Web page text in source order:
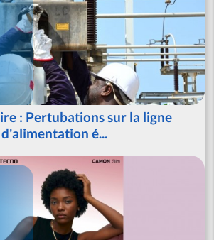
: Pertubations sur la ligne
d'alimentation é...